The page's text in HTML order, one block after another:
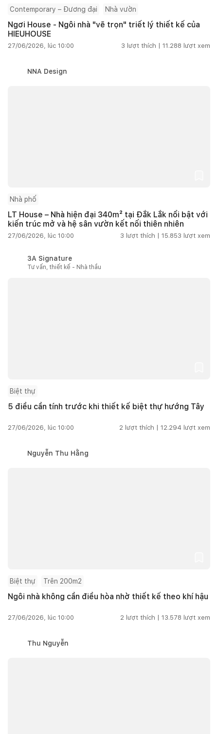
Contemporary – Đương đại Nhà vườn
Ngơi House - Ngôi nhà "vẽ trọn" triết lý thiết kế của
HIEUHOUSE
27/06/2026, lúc 10:00 3 lượt thích | 11.288 lượt xem
NNA Design
Nhà phố
LT House – Nhà hiện đại 340m² tại Đắk Lắk nổi bật với
kiến trúc mở và hệ sân vườn kết nối thiên nhiên
27/06/2026, lúc 10:00 3 lượt thích | 15.853 lượt xem
3A Signature
Tư vấn, thiết kế - Nhà thầu
Biệt thự
5 điều cần tính trước khi thiết kế biệt thự hướng Tây
27/06/2026, lúc 10:00 2 lượt thích | 12.294 lượt xem
Nguyễn Thu Hằng
Biệt thự Trên 200m2
Ngôi nhà không cần điều hòa nhờ thiết kế theo khí hậu
27/06/2026, lúc 10:00 2 lượt thích | 13.578 lượt xem
Thu Nguyễn